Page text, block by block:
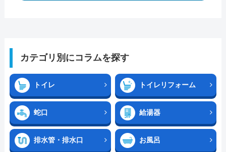
カテゴリ別にコラムを探す
トイレ トイレリフォーム
蛇口 給湯器
排水管・排水口 お風呂